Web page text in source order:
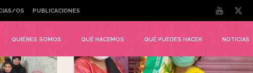
OS PUBLICACIONES
QUIÉNES SOMOS QUÉ HACEMOS QUÉ PUEDES HACER NOTICIAS